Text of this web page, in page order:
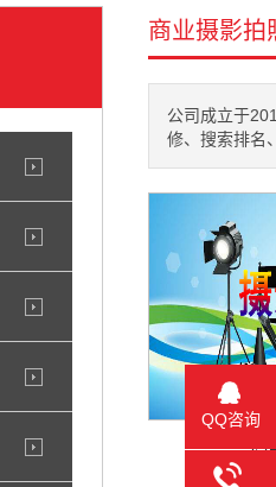
商业摄影拍
公司成立于
修、搜索排名
QQ咨询